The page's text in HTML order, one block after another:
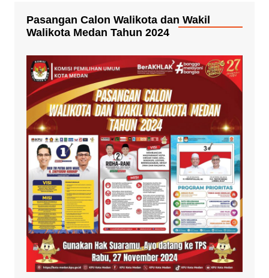
Pasangan Calon Walikota dan Wakil
Walikota Medan Tahun 2024